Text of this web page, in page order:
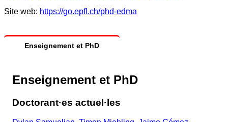
Site web: https://go.epfl.ch/phd-edma
Enseignement et PhD
Enseignement et PhD
Doctorant·es actuel·les